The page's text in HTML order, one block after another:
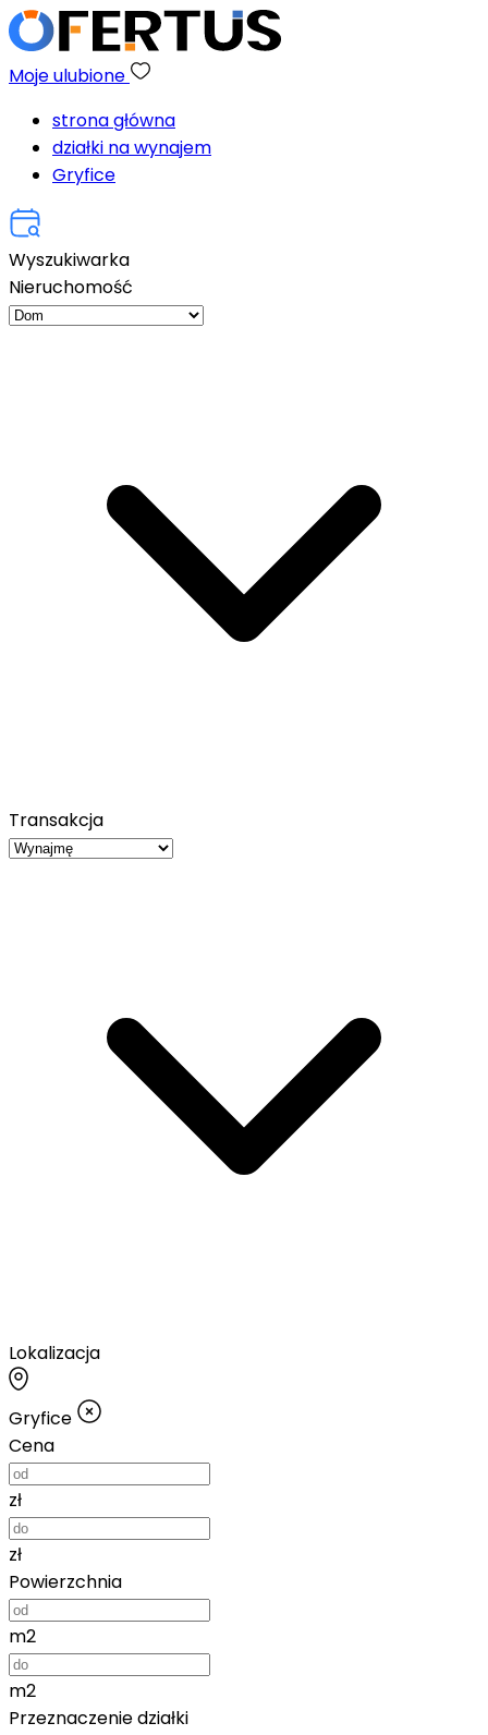
Moje ulubione
strona główna
działki na wynajem
Gryfice
Wyszukiwarka
Nieruchomość
Transakcja
Lokalizacja
Gryfice
Cena
zł
zł
Powierzchnia
m2
m2
Przeznaczenie działki